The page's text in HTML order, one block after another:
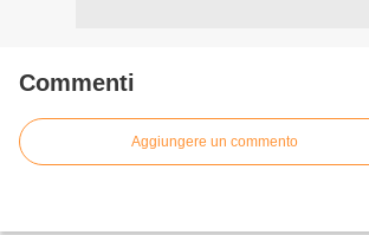
Commenti
Aggiungere un commento